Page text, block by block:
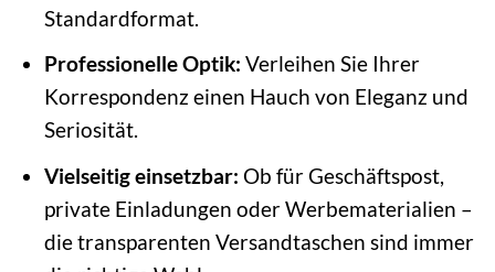
Standardformat.
Professionelle Optik: Verleihen Sie Ihrer
Korrespondenz einen Hauch von Eleganz und
Seriosität.
Vielseitig einsetzbar: Ob für Geschäftspost,
private Einladungen oder Werbematerialien –
die transparenten Versandtaschen sind immer